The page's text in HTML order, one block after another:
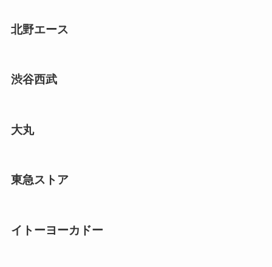
北野エース
渋谷西武
大丸
東急ストア
イトーヨーカドー